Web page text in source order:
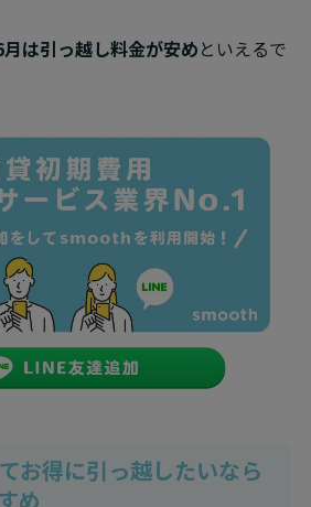
月は引っ越し料金が安めといえるで
お得に引っ越したいなら
め